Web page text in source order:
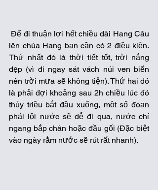
Để đi thuận lợi hết chiều dài Hang Câu
lên chùa Hang bạn cần có 2 điều kiện.
Thứ nhất đó là thời tiết tốt, trời nắng
đẹp (vì đi ngay sát vách núi ven biển
nên trời mưa sẽ không tiện). Thứ hai đó
là phải đợi khoảng sau 2h chiều lúc đó
thủy triều bắt đầu xuống, một số đoạn
phải lội nước sẽ dễ đi qua, nước chỉ
ngang bắp chân hoặc đầu gối (Đặc biệt
vào ngày rằm nước sẽ rút rất nhanh).